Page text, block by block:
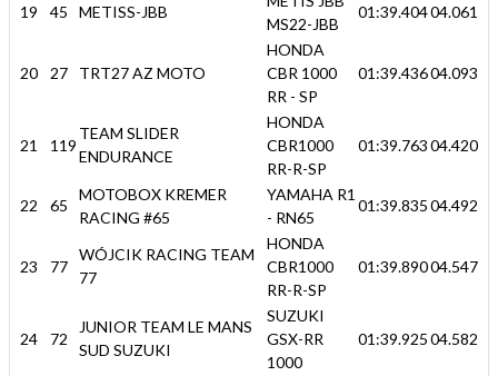
19 45 METISS-JBB
MS22-JBB
01:39.40404.061
20 27 TRT27 AZ MOTO
HONDA
CBR 1000
RR - SP
01:39.43604.093
21 119
TEAM SLIDER
ENDURANCE
HONDA
CBR1000
RR-R-SP
01:39.76304.420
22 65
MOTOBOX KREMER
RACING #65
YAMAHA R1
- RN65
01:39.83504.492
23 77
WÓJCIK RACING TEAM
77
HONDA
CBR1000
RR-R-SP
01:39.89004.547
24 72
JUNIOR TEAM LE MANS
SUD SUZUKI
SUZUKI
GSX-RR
1000
01:39.92504.582